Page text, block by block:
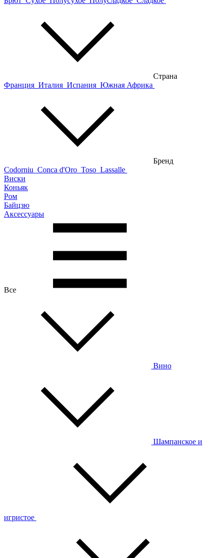
Страна
Франция Италия Испания Южная Африка
Бренд
Codorniu Conca d'Oro Toso Lassalle
Виски
Коньяк
Ром
Байцзю
Аксессуары
Все
Вино
Шампанское и
игристое